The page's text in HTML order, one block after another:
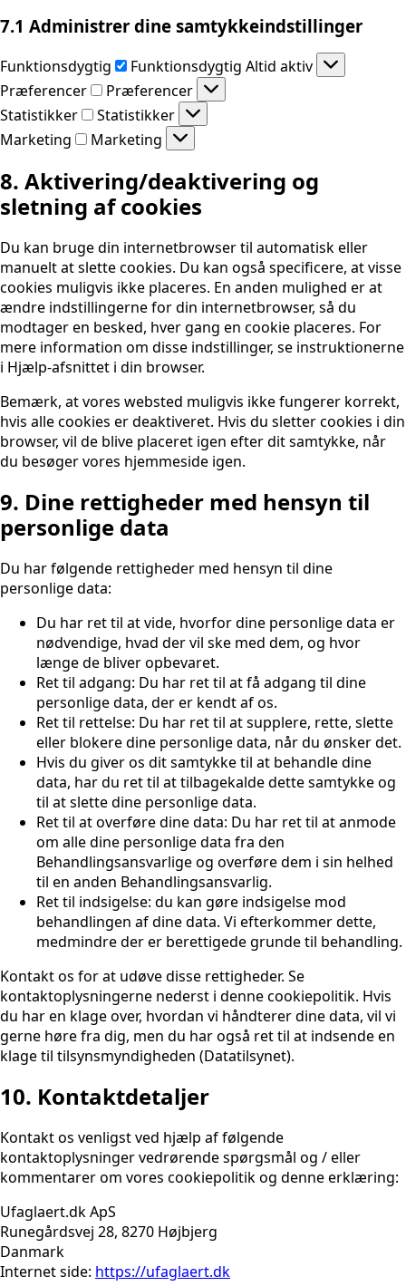
7.1 Administrer dine samtykkeindstillinger
Funktionsdygtig Funktionsdygtig Altid aktiv
Præferencer
Præferencer
Statistikker
Statistikker
Marketing
Marketing
8. Aktivering/deaktivering og
sletning af cookies
Du kan bruge din internetbrowser til automatisk eller
manuelt at slette cookies. Du kan også specificere, at visse
cookies muligvis ikke placeres. En anden mulighed er at
ændre indstillingerne for din internetbrowser, så du
modtager en besked, hver gang en cookie placeres. For
mere information om disse indstillinger, se instruktionerne
i Hjælp-afsnittet i din browser.
Bemærk, at vores websted muligvis ikke fungerer korrekt,
hvis alle cookies er deaktiveret. Hvis du sletter cookies i din
browser, vil de blive placeret igen efter dit samtykke, når
du besøger vores hjemmeside igen.
9. Dine rettigheder med hensyn til
personlige data
Du har følgende rettigheder med hensyn til dine
personlige data:
Du har ret til at vide, hvorfor dine personlige data er
nødvendige, hvad der vil ske med dem, og hvor
længe de bliver opbevaret.
Ret til adgang: Du har ret til at få adgang til dine
personlige data, der er kendt af os.
Ret til rettelse: Du har ret til at supplere, rette, slette
eller blokere dine personlige data, når du ønsker det.
Hvis du giver os dit samtykke til at behandle dine
data, har du ret til at tilbagekalde dette samtykke og
til at slette dine personlige data.
Ret til at overføre dine data: Du har ret til at anmode
om alle dine personlige data fra den
Behandlingsansvarlige og overføre dem i sin helhed
til en anden Behandlingsansvarlig.
Ret til indsigelse: du kan gøre indsigelse mod
behandlingen af ​​dine data. Vi efterkommer dette,
medmindre der er berettigede grunde til behandling.
Kontakt os for at udøve disse rettigheder. Se
kontaktoplysningerne nederst i denne cookiepolitik. Hvis
du har en klage over, hvordan vi håndterer dine data, vil vi
gerne høre fra dig, men du har også ret til at indsende en
klage til tilsynsmyndigheden (Datatilsynet).
10. Kontaktdetaljer
Kontakt os venligst ved hjælp af følgende
kontaktoplysninger vedrørende spørgsmål og / eller
kommentarer om vores cookiepolitik og denne erklæring:
Ufaglaert.dk ApS
Runegårdsvej 28, 8270 Højbjerg
Danmark
Internet side: https://ufaglaert.dk